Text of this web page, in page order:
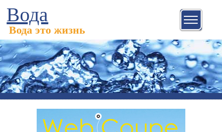
Вода
Вода это жизнь